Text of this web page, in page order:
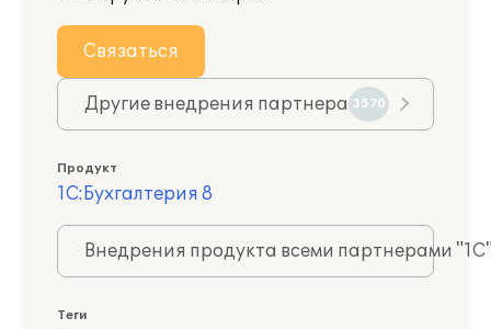
Связаться
Другие внедрения партнера 3570
Продукт
1С:Бухгалтерия 8
Внедрения продукта всеми партнерами
Теги